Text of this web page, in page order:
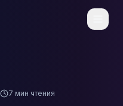
7 мин чтения